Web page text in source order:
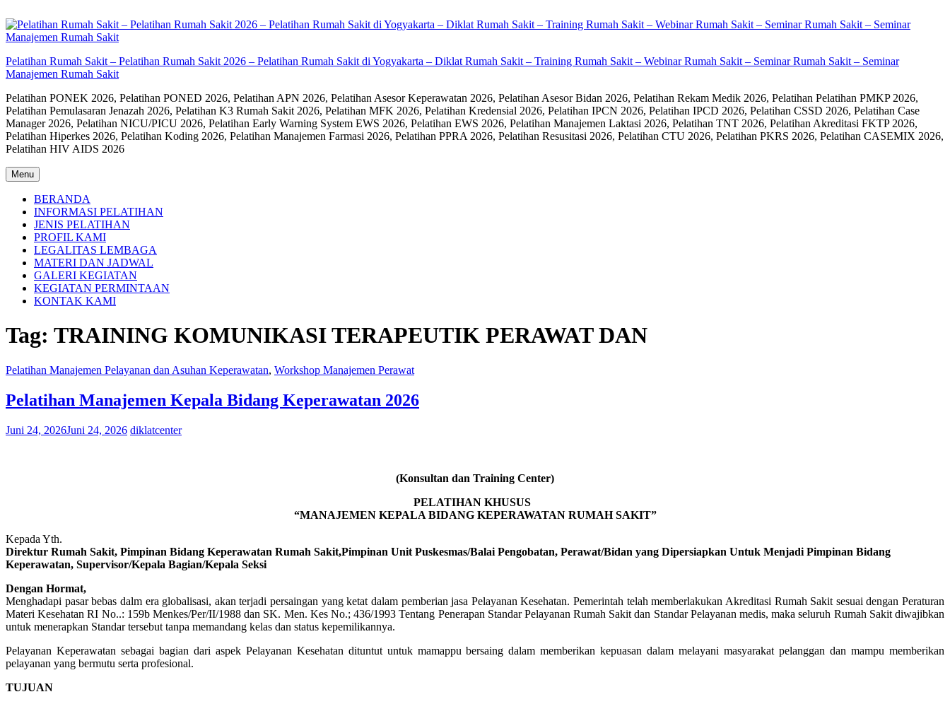
to
content
Pelatihan Rumah Sakit – Pelatihan Rumah Sakit 2026 – Pelatihan Rumah Sakit di Yogyakarta – Diklat Rumah Sakit – Training Rumah Sakit – Webinar Rumah Sakit – Seminar Rumah Sakit – Seminar
Manajemen Rumah Sakit
Pelatihan PONEK 2026, Pelatihan PONED 2026, Pelatihan APN 2026, Pelatihan Asesor Keperawatan 2026, Pelatihan Asesor Bidan 2026, Pelatihan Rekam Medik 2026, Pelatihan Pelatihan PMKP 2026,
Pelatihan Pemulasaran Jenazah 2026, Pelatihan K3 Rumah Sakit 2026, Pelatihan MFK 2026, Pelatihan Kredensial 2026, Pelatihan IPCN 2026, Pelatihan IPCD 2026, Pelatihan CSSD 2026, Pelatihan Case
Manager 2026, Pelatihan NICU/PICU 2026, Pelatihan Early Warning System EWS 2026, Pelatihan EWS 2026, Pelatihan Manajemen Laktasi 2026, Pelatihan TNT 2026, Pelatihan Akreditasi FKTP 2026,
Pelatihan Hiperkes 2026, Pelatihan Koding 2026, Pelatihan Manajemen Farmasi 2026, Pelatihan PPRA 2026, Pelatihan Resusitasi 2026, Pelatihan CTU 2026, Pelatihan PKRS 2026, Pelatihan CASEMIX 2026,
Pelatihan HIV AIDS 2026
Menu
BERANDA
INFORMASI PELATIHAN
JENIS PELATIHAN
PROFIL KAMI
LEGALITAS LEMBAGA
MATERI DAN JADWAL
GALERI KEGIATAN
KEGIATAN PERMINTAAN
KONTAK KAMI
Tag: TRAINING KOMUNIKASI TERAPEUTIK PERAWAT DAN
Pelatihan Manajemen Pelayanan dan Asuhan Keperawatan, Workshop Manajemen Perawat
Pelatihan Manajemen Kepala Bidang Keperawatan 2026
Juni 24, 2026Juni 24, 2026 diklatcenter
(Konsultan dan Training Center)
PELATIHAN KHUSUS
“MANAJEMEN KEPALA BIDANG KEPERAWATAN RUMAH SAKIT”
Kepada Yth.
Direktur Rumah Sakit, Pimpinan Bidang Keperawatan Rumah Sakit,Pimpinan Unit Puskesmas/Balai Pengobatan, Perawat/Bidan yang Dipersiapkan Untuk Menjadi Pimpinan Bidang
Keperawatan, Supervisor/Kepala Bagian/Kepala Seksi
Dengan Hormat,
Menghadapi pasar bebas dalm era globalisasi, akan terjadi persaingan yang ketat dalam pemberian jasa Pelayanan Kesehatan. Pemerintah telah memberlakukan Akreditasi Rumah Sakit sesuai dengan Peraturan
Materi Kesehatan RI No..: 159b Menkes/Per/II/1988 dan SK. Men. Kes No.; 436/1993 Tentang Penerapan Standar Pelayanan Rumah Sakit dan Standar Pelayanan medis, maka seluruh Rumah Sakit diwajibkan
untuk menerapkan Standar tersebut tanpa memandang kelas dan status kepemilikannya.
Pelayanan Keperawatan sebagai bagian dari aspek Pelayanan Kesehatan dituntut untuk mamappu bersaing dalam memberikan kepuasan dalam melayani masyarakat pelanggan dan mampu memberikan
pelayanan yang bermutu serta profesional.
TUJUAN